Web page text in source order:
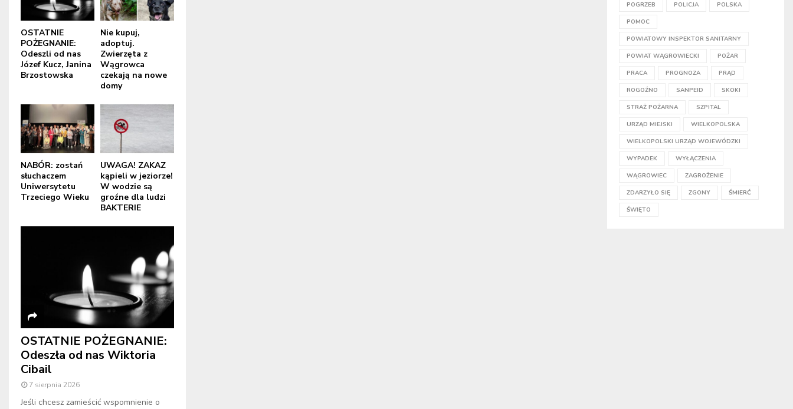
OSTATNIE
POŻEGNANIE:
Odeszli od nas
Józef Kucz, Janina
Brzostowska
Nie kupuj,
adoptuj.
Zwierzęta z
Wągrowca
czekają na nowe
domy
NABÓR: zostań
słuchaczem
Uniwersytetu
Trzeciego Wieku
UWAGA! ZAKAZ
kąpieli w jeziorze!
W wodzie są
groźne dla ludzi
BAKTERIE
OSTATNIE POŻEGNANIE:
Odeszła od nas Wiktoria
Cibail
7 sierpnia 2026
Jeśli chcesz zamieścić wspomnienie o
POGRZEB POLICJA POLSKA
POMOC
POWIATOWY INSPEKTOR SANITARNY
POWIAT WĄGROWIECKI POŻAR
PRACA PROGNOZA PRĄD
ROGOŹNO SANPEID SKOKI
STRAŻ POŻARNA SZPITAL
URZĄD MIEJSKI WIELKOPOLSKA
WIELKOPOLSKI URZĄD WOJEWÓDZKI
WYPADEK WYŁĄCZENIA
WĄGROWIEC ZAGROŻENIE
ZDARZYŁO SIĘ ZGONY ŚMIERĆ
ŚWIĘTO